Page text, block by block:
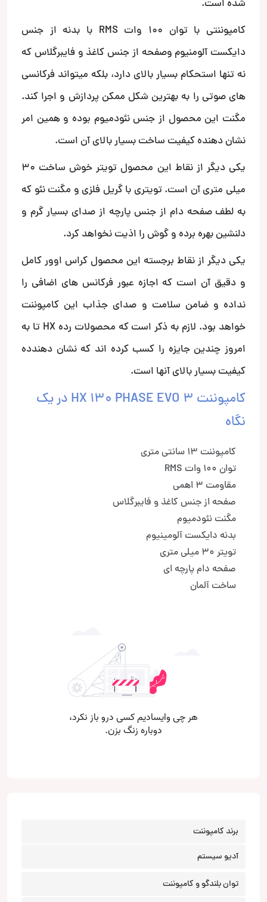
شده است.
کامپوننتی با توان 100 وات RMS با بدنه از جنس
دایکست آلومنیوم وصفحه از جنس کاغذ و فایبرگلاس که
نه تنها استحکام بسیار بالای دارد، بلکه میتواند فرکانسی
های صوتی را به بهترین شکل ممکن پردازش و اجرا کند.
مگنت این محصول از جنس نئودمیوم بوده و همین امر
نشان دهنده کیفیت ساخت بسیار بالای آن است.
یکی دیگر از نقاط این محصول تویتر خوش ساخت 30
میلی متری آن است. تویتری با گریل فلزی و مگنت نئو که
به لطف صفحه دام از جنس پارچه از صدای بسیار گرم و
دلنشین بهره برده و گوش را اذیت نخواهد کرد.
یکی دیگر از نقاط برجسته این محصول کراس اوور کامل
و دقیق آن است که اجازه عبور فرکانس های اضافی را
نداده و ضامن سلامت و صدای جذاب این کامپوننت
خواهد بود. لازم به ذکر است که محصولات رده HX تا به
امروز چندین جایزه را کسب کرده اند که نشان دهندده
کیفیت بسیار بالای آنها است.
کامپوننت HX 130 PHASE EVO 3 در یک
نگاه
کامپوننت 13 سانتی متری
توان 100 وات RMS
مقاومت 3 اهمی
صفحه از جنس کاغذ و فایبرگلاس
مگنت نئودمیوم
بدنه دایکست آلومینیوم
تویتر 30 میلی متری
صفحه دام پارچه ای
ساخت آلمان
برند کامپوننت
آدیو سیستم
توان بلندگو و کامپوننت